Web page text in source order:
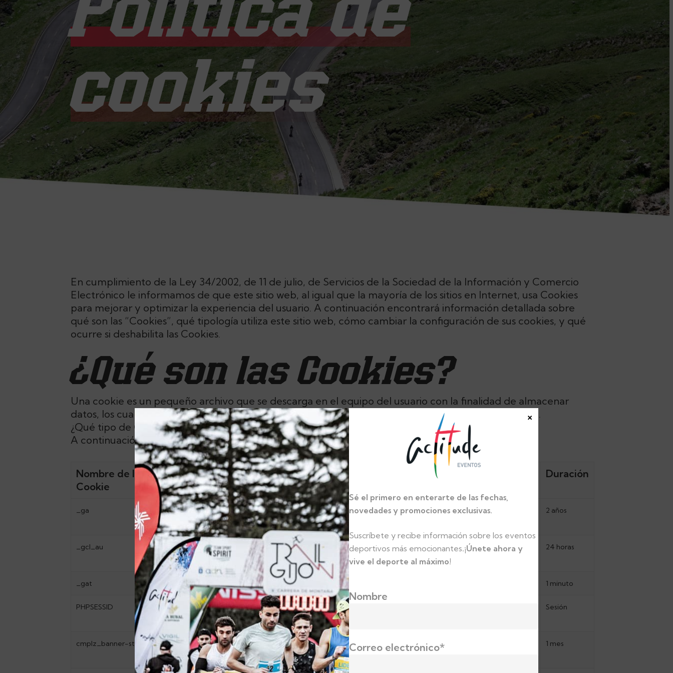
Política de
cookies
En cumplimiento de la Ley 34/2002, de 11 de julio, de Servicios de la Sociedad de la Información y Comercio
Electrónico le informamos de que este sitio web, al igual que la mayoría de los sitios en Internet, usa Cookies
para mejorar y optimizar la experiencia del usuario. A continuación encontrará información detallada sobre
qué son las “Cookies”, qué tipología utiliza este sitio web, cómo cambiar la configuración de sus cookies, y qué
ocurre si deshabilita las Cookies.
¿Qué son las Cookies?
Una cookie es un pequeño archivo que se descarga en el equipo del usuario con la finalidad de almacenar
datos, los cuales podrán ser actualizados y recuperados por la entidad responsable de su instalación.
¿Qué tipo de Cookies utiliza esta página web?
A continuación se muestra una tabla con las Cookies utilizadas en este sitio web:
Nombre de la
Cookie
Tipo Propósito Duración
_ga Analítica
Utilizada por Google Analytics para distinguir a los usuarios y recopilar información sobre cómo
utilizan el sitio web.
2 años
_gcl_au Analítica
Utilizada por Google Analytics para distinguir a los usuarios y recopilar información sobre cómo
utilizan el sitio web.
24 horas
_gat Rendimiento Utilizada por Google Analytics para limitar el porcentaje de solicitudes. 1 minuto
PHPSESSID Sesión
Mantiene la sesión del usuario durante su visita al sitio, asegurando que pueda navegar entre
páginas sin perder información.
Sesión
cmplz_banner-status Funcionalidad
Almacena la preferencia del usuario sobre la aceptación de cookies, evitando que el aviso
aparezca repetidamente.
1 mes
Sé el primero en enterarte de las fechas,
novedades y promociones exclusivas.
Suscríbete y recibe información sobre los eventos
deportivos más emocionantes.¡Únete ahora y
vive el deporte al máximo!
Nombre
Correo electrónico*
×